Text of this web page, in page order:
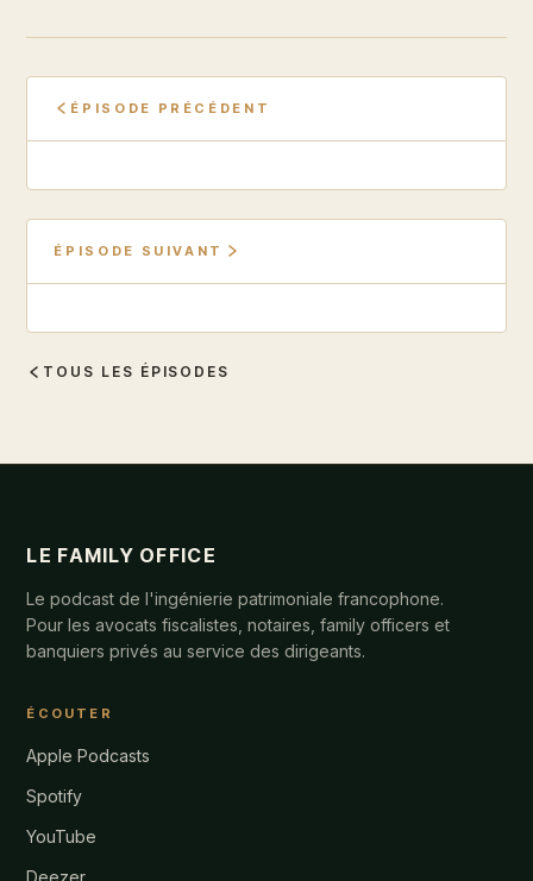
ÉPISODE PRÉCÉDENT
ÉPISODE SUIVANT
TOUS LES ÉPISODES
LE FAMILY OFFICE
Le podcast de l'ingénierie patrimoniale francophone.
Pour les avocats fiscalistes, notaires, family officers et
banquiers privés au service des dirigeants.
ÉCOUTER
Apple Podcasts
Spotify
YouTube
Deezer